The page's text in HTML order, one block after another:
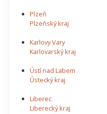
Plzeň
Plzeňský kraj
Karlovy Vary
Karlovarský kraj
Ústí nad Labem
Ústecký kraj
Liberec
Liberecký kraj